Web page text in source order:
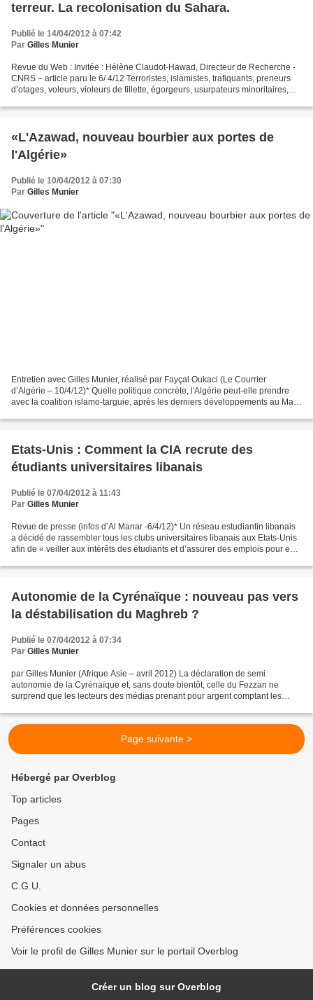
terreur. La recolonisation du Sahara.
Publié le 14/04/2012 à 07:42
Par Gilles Munier
Revue du Web : Invitée : Hélène Claudot-Hawad, Directeur de Recherche -
CNRS – article paru le 6/ 4/12 Terroristes, islamistes, trafiquants, preneurs
d’otages, voleurs, violeurs de fillette, égorgeurs, usurpateurs minoritaires,
«L'Azawad, nouveau bourbier aux portes de
l'Algérie»
Publié le 10/04/2012 à 07:30
Par Gilles Munier
Entretien avec Gilles Munier, réalisé par Fayçal Oukaci (Le Courrier
d’Algérie – 10/4/12)* Quelle politique concrète, l'Algérie peut-elle prendre
avec la coalition islamo-targuie, après les derniers développements au Mali,
Etats-Unis : Comment la CIA recrute des
étudiants universitaires libanais
Publié le 07/04/2012 à 11:43
Par Gilles Munier
Revue de presse (infos d’Al Manar -6/4/12)* Un réseau estudiantin libanais
a décidé de rassembler tous les clubs universitaires libanais aux Etats-Unis
afin de « veiller aux intérêts des étudiants et d’assurer des emplois pour eux
Autonomie de la Cyrénaïque : nouveau pas vers
la déstabilisation du Maghreb ?
Publié le 07/04/2012 à 07:34
Par Gilles Munier
par Gilles Munier (Afrique Asie – avril 2012) La déclaration de semi
autonomie de la Cyrénaïque et, sans doute bientôt, celle du Fezzan ne
surprend que les lecteurs des médias prenant pour argent comptant les
Page suivante >
Hébergé par Overblog
Top articles
Pages
Contact
Signaler un abus
C.G.U.
Cookies et données personnelles
Préférences cookies
Voir le profil de Gilles Munier sur le portail Overblog
Créer un blog sur Overblog